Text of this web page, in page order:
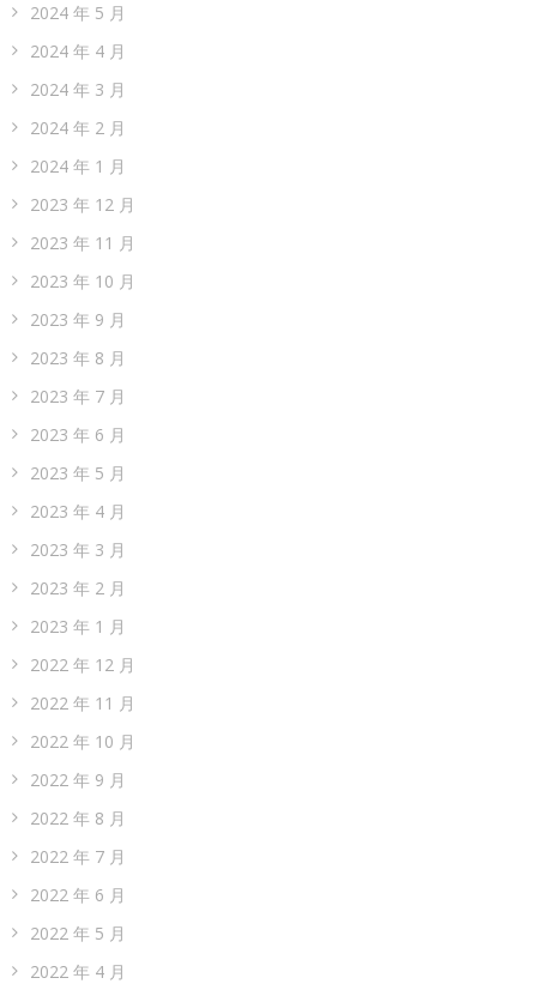
2024 年 5 月
2024 年 4 月
2024 年 3 月
2024 年 2 月
2024 年 1 月
2023 年 12 月
2023 年 11 月
2023 年 10 月
2023 年 9 月
2023 年 8 月
2023 年 7 月
2023 年 6 月
2023 年 5 月
2023 年 4 月
2023 年 3 月
2023 年 2 月
2023 年 1 月
2022 年 12 月
2022 年 11 月
2022 年 10 月
2022 年 9 月
2022 年 8 月
2022 年 7 月
2022 年 6 月
2022 年 5 月
2022 年 4 月